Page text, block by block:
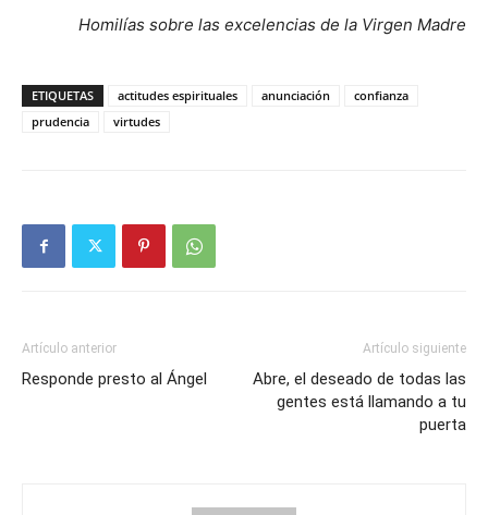
Homilías sobre las excelencias de la Virgen Madre
ETIQUETAS actitudes espirituales anunciación
confianza
prudencia
virtudes
Artículo anterior
Responde presto al Ángel
Artículo siguiente
Abre, el deseado de todas las
gentes está llamando a tu
puerta